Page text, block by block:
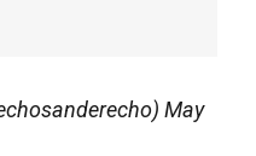
May